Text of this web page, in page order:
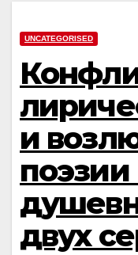
UNCATEGORISED
и
двух